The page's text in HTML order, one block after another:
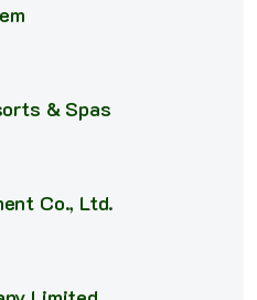
& Spas
Co., Ltd.